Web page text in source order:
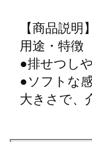
【商品説明】
用途・特徴
●排せつし
●ソフトな
大きさで、